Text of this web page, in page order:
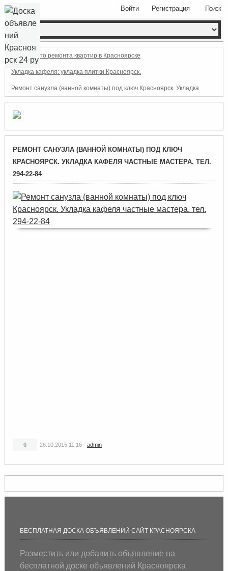
Поиск
Войти Регистрация
Фото ремонта квартир в Красноярске
Укладка кафеля: укладка плитки Красноярск.
Ремонт санузла (ванной комнаты) под ключ Красноярск. Укладка
кафеля частные мастера. тел. 294-22-84
РЕМОНТ САНУЗЛА (ВАННОЙ КОМНАТЫ) ПОД КЛЮЧ
КРАСНОЯРСК. УКЛАДКА КАФЕЛЯ ЧАСТНЫЕ МАСТЕРА. ТЕЛ.
294-22-84
0 26.10.2015 11:16 admin
БЕСПЛАТНАЯ ДОСКА ОБЪЯВЛЕНИЙ САЙТ КРАСНОЯРСКА
Разместить или добавить объявление на
бесплатной доске объявлений Красноярска